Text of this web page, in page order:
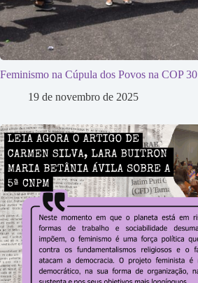
Feminismo na Cúpula dos Povos na COP 30
19 de novembro de 2025